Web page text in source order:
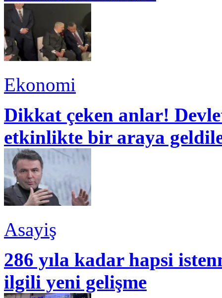
Ekonomi
Dikkat çeken anlar!
etkinlikte bir araya
Asayiş
286 yıla kadar hapsi
ilgili yeni gelişme